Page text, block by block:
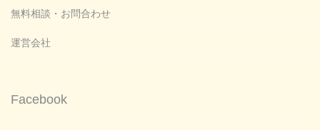
無料相談・お問合わせ
運営会社
Facebook